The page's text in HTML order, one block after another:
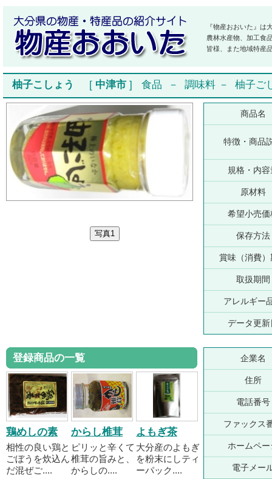
『物産おおいた』は
農林水産物、加工食
皆様、また地域特産
柚子こしょう [ 中津市 ] 食品 － 調味料 － 柚子ご
商品名
特徴・商品
規格・内容
原材料
希望小売価
保存方法
賞味（消費）
取扱期間
アレルギー
データ更新
登録商品の一覧
鶏めしの素
相性の良い鶏と
ごぼうを炊込ん
だ混ぜご....
からし椎茸
ピリッと辛くて
椎茸の旨みと、
からしの....
よもぎ茶
大分産のよもぎ
を粉末にしティ
ーパック....
企業名
住所
電話番号
ファックス
ホームペー
電子メー